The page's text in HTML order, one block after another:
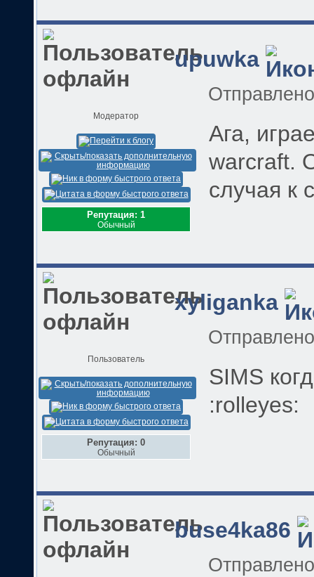
upuwka
Модератор
Репутация: 1
Обычный
Ага,
warcraft.
случая к
xyliganka
Пользователь
Репутация: 0
Обычный
SIMS
:rolleyes:
buse4ka86